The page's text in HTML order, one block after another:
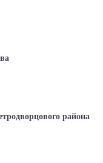
района